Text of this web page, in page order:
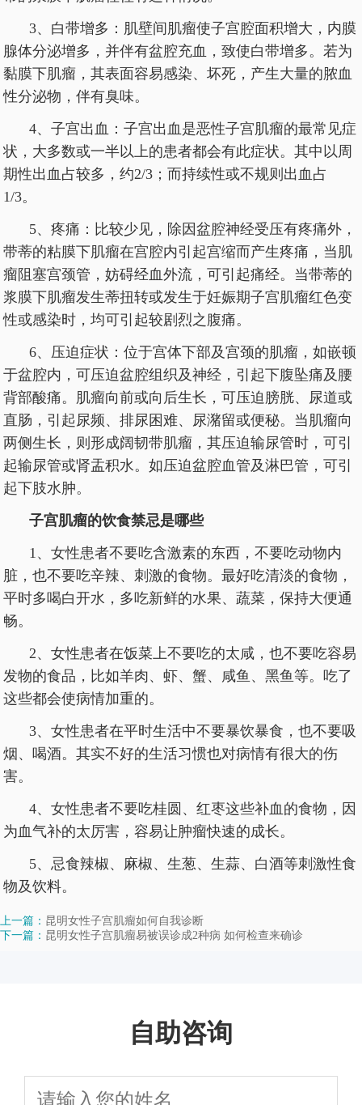
3、白带增多：肌壁间肌瘤使子宫腔面积增大，内膜
腺体分泌增多，并伴有盆腔充血，致使白带增多。若为
黏膜下肌瘤，其表面容易感染、坏死，产生大量的脓血
性分泌物，伴有臭味。
4、子宫出血：子宫出血是恶性子宫肌瘤的最常见症
状，大多数或一半以上的患者都会有此症状。其中以周
期性出血占较多，约2/3；而持续性或不规则出血占
1/3。
5、疼痛：比较少见，除因盆腔神经受压有疼痛外，
带蒂的粘膜下肌瘤在宫腔内引起宫缩而产生疼痛，当肌
瘤阻塞宫颈管，妨碍经血外流，可引起痛经。当带蒂的
浆膜下肌瘤发生蒂扭转或发生于妊娠期子宫肌瘤红色变
性或感染时，均可引起较剧烈之腹痛。
6、压迫症状：位于宫体下部及宫颈的肌瘤，如嵌顿
于盆腔内，可压迫盆腔组织及神经，引起下腹坠痛及腰
背部酸痛。肌瘤向前或向后生长，可压迫膀胱、尿道或
直肠，引起尿频、排尿困难、尿潴留或便秘。当肌瘤向
两侧生长，则形成阔韧带肌瘤，其压迫输尿管时，可引
起输尿管或肾盂积水。如压迫盆腔血管及淋巴管，可引
起下肢水肿。
子宫肌瘤的饮食禁忌是哪些
1、女性患者不要吃含激素的东西，不要吃动物内
脏，也不要吃辛辣、刺激的食物。最好吃清淡的食物，
平时多喝白开水，多吃新鲜的水果、蔬菜，保持大便通
畅。
2、女性患者在饭菜上不要吃的太咸，也不要吃容易
发物的食品，比如羊肉、虾、蟹、咸鱼、黑鱼等。吃了
这些都会使病情加重的。
3、女性患者在平时生活中不要暴饮暴食，也不要吸
烟、喝酒。其实不好的生活习惯也对病情有很大的伤
害。
4、女性患者不要吃桂圆、红枣这些补血的食物，因
为血气补的太厉害，容易让肿瘤快速的成长。
5、忌食辣椒、麻椒、生葱、生蒜、白酒等刺激性食
物及饮料。
上一篇： 昆明女性子宫肌瘤如何自我诊断
下一篇： 昆明女性子宫肌瘤易被误诊成2种病 如何检查来确诊
自助咨询